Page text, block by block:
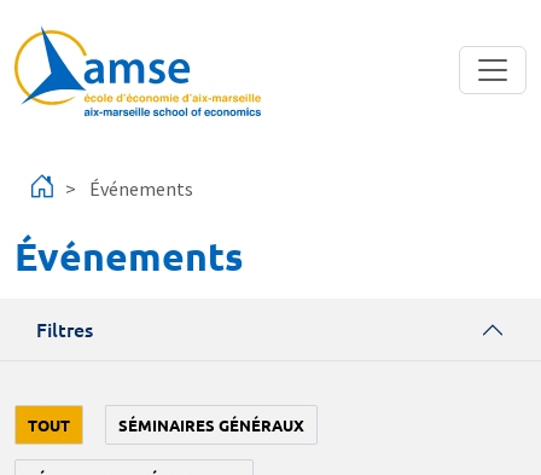
Événements
Événements
Filtres
TOUT SÉMINAIRES GÉNÉRAUX